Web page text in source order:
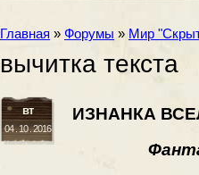
Главная » Форумы » Мир
вычитка текста
вт
04 . 10 . 2016
ИЗНАНКА